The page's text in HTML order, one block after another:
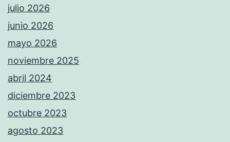
julio 2026
junio 2026
mayo 2026
noviembre 2025
abril 2024
diciembre 2023
octubre 2023
agosto 2023